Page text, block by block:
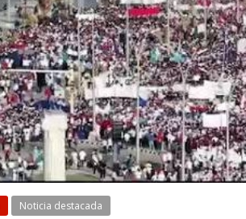
Noticia destacada